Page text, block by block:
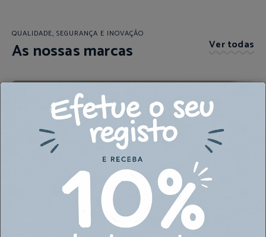
QUALIDADE, SEGURANÇA E INOVAÇÃO
As nossas marcas Ver todas